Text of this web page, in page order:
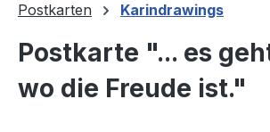
Postkarten Karindrawings
Postkarte "... es
wo die Freude ist."